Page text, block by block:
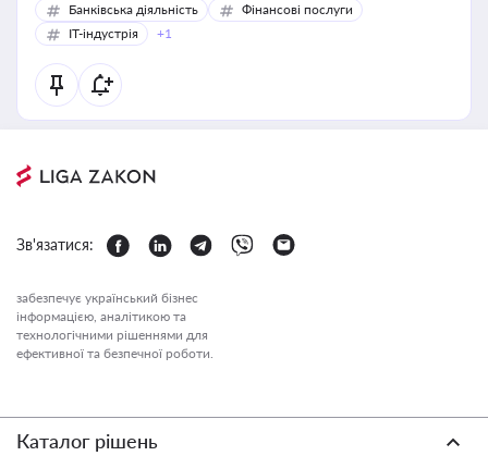
Банківська діяльність
Фінансові послуги
IT-індустрія
+1
Зв'язатися:
забезпечує український бізнес
інформацією, аналітикою та
технологічними рішеннями для
ефективної та безпечної роботи.
Каталог рішень